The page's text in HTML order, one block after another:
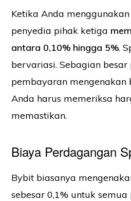
Ketika Anda
penyedia pihak ketiga
antara 0,10% hingga 5%.
bervariasi. Sebagian besar
pembayaran mengenakan
Anda harus memeriksa
memastikan.
Biaya Perdagangan
Bybit biasanya
sebesar 0,1% untuk